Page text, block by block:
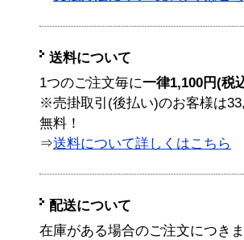
送料について
1つのご注文毎に一律1,100円(税
※売掛取引(後払い)のお客様は
無料！
⇒送料について詳しくはこちら
配送について
在庫がある場合のご注文につき